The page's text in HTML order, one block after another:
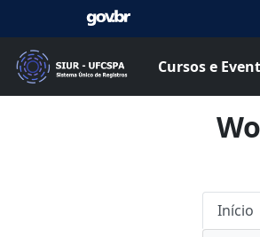
Cursos e
Início